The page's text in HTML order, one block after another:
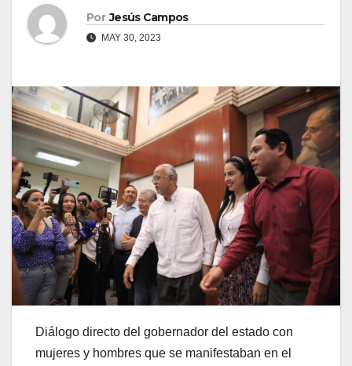
Por Jesús Campos
MAY 30, 2023
Diálogo directo del gobernador del estado con
mujeres y hombres que se manifestaban en el